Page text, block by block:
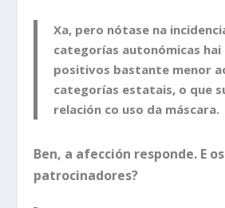
Xa, pero nótase na
categorías autonómicas hai
positivos bastante menor
categorías estatais, o que
relación co uso da máscara.
Ben, a afección responde. E os
patrocinadores?